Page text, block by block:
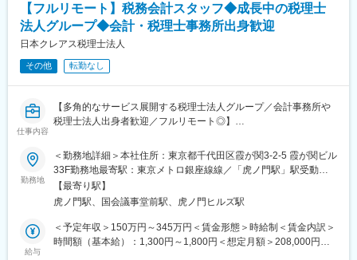
【フルリモート】税務会計スタッフ◆成長中の税理士
法人グループ◆会計・税理士事務所出身歓迎
日本クレアス税理士法人
その他 転勤なし
仕事内容
【多角的なサービス展開する税理士法人グループ／会計事務所や
税理士法人出身者歓迎／フルリモート◎】
■業務概要
法人・個人クライアントに対する税務会計業務を中心に実務をご
担当いただきます。フルリモート勤務のため、全国どこからでも
就業可能です。
■主な業務内容
・月次・年次決算業務
・法人税・所得税・消費税等の各種税務申告書作成
勤務地
＜勤務地詳細＞本社住所：東京都千代田区霞が関3-2-5 霞が関ビル
33F勤務地最寄駅：東京メトロ銀座線線／「虎ノ門駅」駅受動喫
煙対策：屋内全面禁煙
【最寄り駅】
虎ノ門駅、国会議事堂前駅、虎ノ門ヒルズ駅
給与
＜予定年収＞150万円～345万円＜賃金形態＞時給制＜賃金内訳＞
時間額（基本給）：1,300円～1,800円＜想定月額＞208,000円～